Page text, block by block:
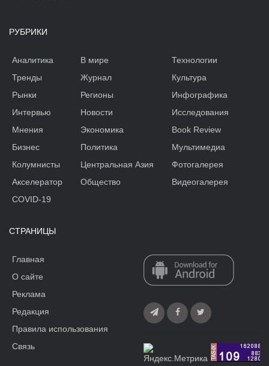
РУБРИКИ
Аналитика
Тренды
Рынки
Интервью
Мнения
Бизнес
Колумнисты
Акселератор
В мире
Журнал
Регионы
Новости
Экономика
Политика
Центральная Азия
Общество
Технологии
Культура
Инфографика
Исследования
Book Review
Мультимедиа
Фотогалерея
Видеогалерея
COVID-19
СТРАНИЦЫ
Главная
О сайте
Реклама
Редакция
Правила использования
Связь